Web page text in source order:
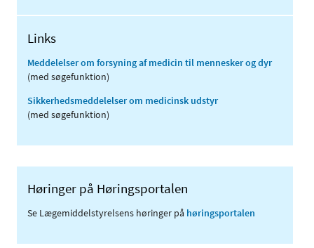
Links
Meddelelser om forsyning af medicin til mennesker og dyr
(med søgefunktion)
Sikkerhedsmeddelelser om medicinsk udstyr
(med søgefunktion)
Høringer på Høringsportalen
Se Lægemiddelstyrelsens høringer på høringsportalen